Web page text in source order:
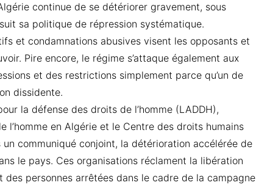
continue de se détériorer gravement, sous
sa politique de répression systématique.
et condamnations abusives visent les opposants et
Pire encore, le régime s’attaque également aux
et des restrictions simplement parce qu’un de
dissidente.
la défense des droits de l’homme (LADDH),
l’homme en Algérie et le Centre des droits humains
un communiqué conjoint, la détérioration accélérée de
le pays. Ces organisations réclament la libération
personnes arrêtées dans le cadre de la campagne